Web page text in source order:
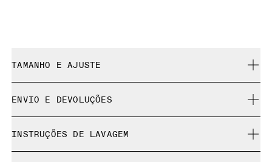
TAMANHO E AJUSTE
Guia de tamanhos - Bonés
Centímetros Polegadas
ENVIO E DEVOLUÇÕES
Devolução gratuita por 30 dias
Produtos e cores de edição limitada e peças da coleção
INSTRUÇÕES DE LAVAGEM